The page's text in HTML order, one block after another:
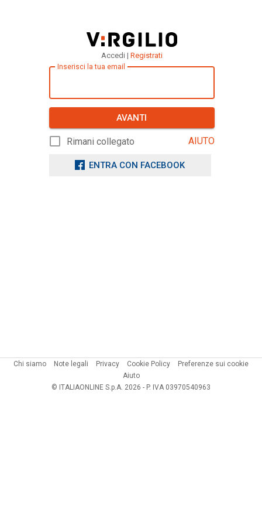
Accedi | Registrati
Inserisci la tua email
AVANTI
Rimani collegato AIUTO
ENTRA CON FACEBOOK
Chi siamo Note legali Privacy Cookie Policy
Preferenze sui cookie
Aiuto
© ITALIAONLINE S.p.A. 2026 - P. IVA 03970540963